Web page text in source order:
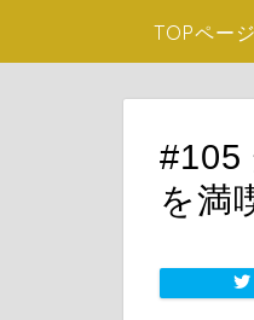
TOPペー
#105
を満